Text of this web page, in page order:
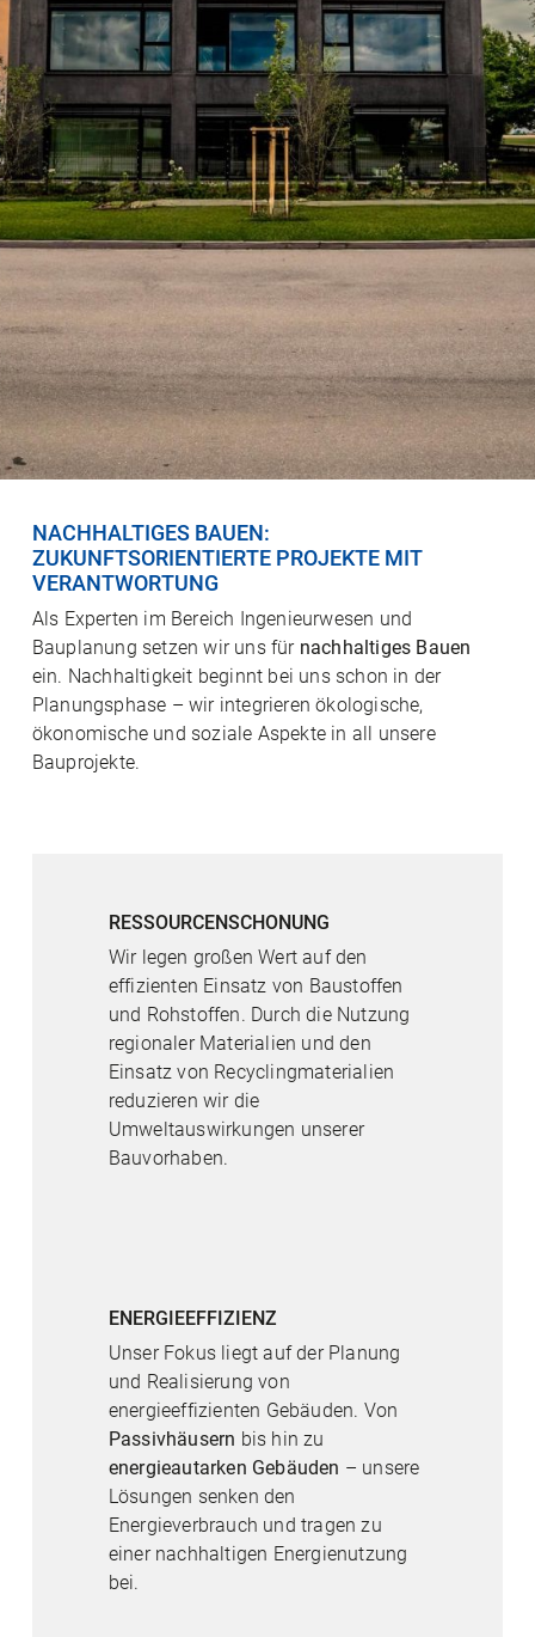
NACHHALTIGES BAUEN:
ZUKUNFTSORIENTIERTE PROJEKTE MIT
VERANTWORTUNG
Als Experten im Bereich Ingenieurwesen und
Bauplanung setzen wir uns für nachhaltiges Bauen
ein. Nachhaltigkeit beginnt bei uns schon in der
Planungsphase – wir integrieren ökologische,
ökonomische und soziale Aspekte in all unsere
Bauprojekte.
RESSOURCENSCHONUNG
Wir legen großen Wert auf den
effizienten Einsatz von Baustoffen
und Rohstoffen. Durch die Nutzung
regionaler Materialien und den
Einsatz von Recyclingmaterialien
reduzieren wir die
Umweltauswirkungen unserer
Bauvorhaben.
ENERGIEEFFIZIENZ
Unser Fokus liegt auf der Planung
und Realisierung von
energieeffizienten Gebäuden. Von
Passivhäusern bis hin zu
energieautarken Gebäuden – unsere
Lösungen senken den
Energieverbrauch und tragen zu
einer nachhaltigen Energienutzung
bei.